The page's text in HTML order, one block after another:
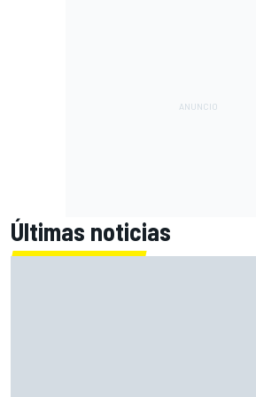
Últimas noticias